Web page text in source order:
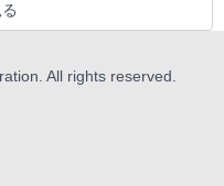
All rights reserved.